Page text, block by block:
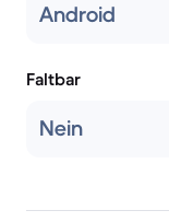
Android
Faltbar
Nein